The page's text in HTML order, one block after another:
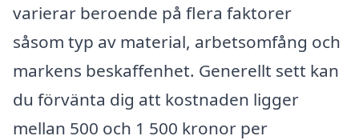
varierar beroende på flera faktorer
såsom typ av material, arbetsomfång och
markens beskaffenhet. Generellt sett kan
du förvänta dig att kostnaden ligger
mellan 500 och 1 500 kronor per